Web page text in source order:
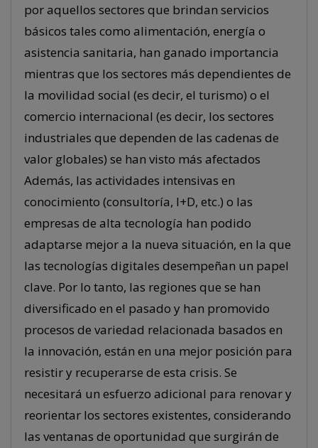
por aquellos sectores que brindan servicios
básicos tales como alimentación, energía o
asistencia sanitaria, han ganado importancia
mientras que los sectores más dependientes de
la movilidad social (es decir, el turismo) o el
comercio internacional (es decir, los sectores
industriales que dependen de las cadenas de
valor globales) se han visto más afectados
Además, las actividades intensivas en
conocimiento (consultoría, I+D, etc.) o las
empresas de alta tecnología han podido
adaptarse mejor a la nueva situación, en la que
las tecnologías digitales desempeñan un papel
clave. Por lo tanto, las regiones que se han
diversificado en el pasado y han promovido
procesos de variedad relacionada basados en
la innovación, están en una mejor posición para
resistir y recuperarse de esta crisis. Se
necesitará un esfuerzo adicional para renovar y
reorientar los sectores existentes, considerando
las ventanas de oportunidad que surgirán de